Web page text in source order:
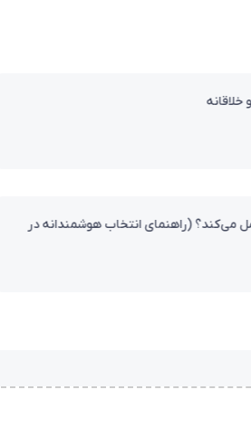
تبلیغ ساعتی در تلگرام چیست؟ | هر آنچه که باید
بلاگر مارکتینگ چیست و چرا برندها از آن برای